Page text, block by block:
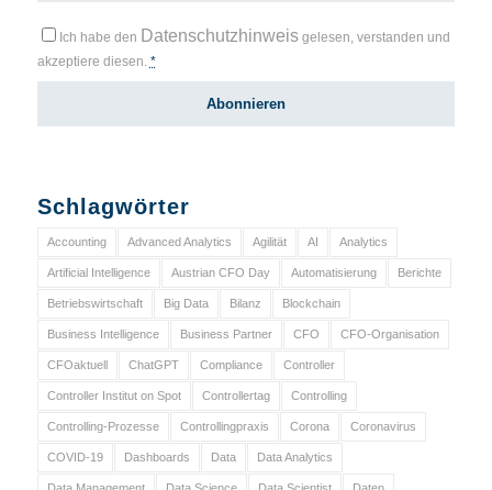
Ich habe den Datenschutzhinweisgelesen, verstanden und
akzeptiere diesen. *
Schlagwörter
Accounting Advanced Analytics Agilität AI Analytics
Artificial Intelligence Austrian CFO Day Automatisierung Berichte
Betriebswirtschaft Big Data Bilanz Blockchain
Business Intelligence Business Partner CFO CFO-Organisation
CFOaktuell ChatGPT Compliance Controller
Controller Institut on Spot Controllertag Controlling
Controlling-Prozesse Controllingpraxis Corona Coronavirus
COVID-19 Dashboards Data Data Analytics